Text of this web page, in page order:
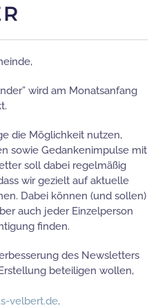
wird am Monatsanfang
die Möglichkeit nutzen,
sowie Gedankenimpulse mit
soll dabei regelmäßig
wir gezielt auf aktuelle
Dabei können (und sollen)
auch jeder Einzelperson
finden.
des Newsletters
beteiligen wollen,
velbert.de.